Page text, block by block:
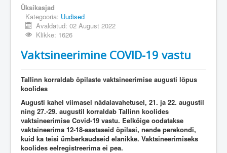
Üksikasjad
Kategooria: Uudised
Avaldatud: 02 August 2022
Klikke: 1626
Vaktsineerimine COVID-19 vastu
Tallinn korraldab õpilaste vaktsineerimise augusti lõpus
koolides
Augusti kahel viimasel nädalavahetusel, 21. ja 22. augustil
ning 27.-29. augustil korraldab Tallinn koolides
vaktsineerimise Covid-19 vastu. Eelkõige oodatakse
vaktsineerima 12-18-aastaseid õpilasi, nende perekondi,
kuid ka teisi ümberkaudseid elanikke. Vaktsineerimiseks
koolides eelregistreerima ei pea.